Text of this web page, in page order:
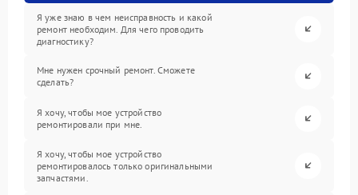
Я уже знаю в чем неисправность и какой
ремонт необходим. Для чего проводить
диагностику?
Мне нужен срочный ремонт. Сможете
сделать?
Я хочу, чтобы мое устройство
ремонтировали при мне.
Я хочу, чтобы мое устройство
ремонтировалось только оригинальными
запчастями.